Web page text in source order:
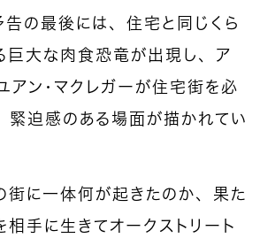
告の最後には、住宅と同じくら
巨大な肉食恐竜が出現し、ア
アン・マクレガーが住宅街を必
緊迫感のある場面が描かれてい
街に一体何が起きたのか、果た
相手に生きてオークストリート